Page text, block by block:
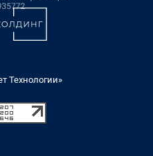
Технологии»